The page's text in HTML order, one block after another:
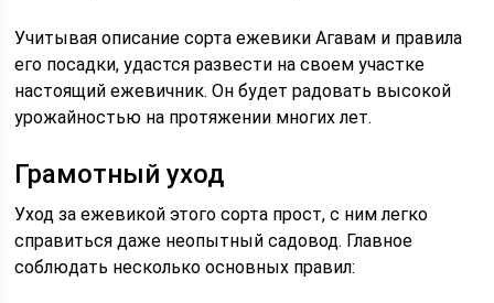
Учитывая описание сорта ежевики Агавам и правила
его посадки, удастся развести на своем участке
настоящий ежевичник. Он будет радовать высокой
урожайностью на протяжении многих лет.
Грамотный уход
Уход за ежевикой этого сорта прост, с ним легко
справиться даже неопытный садовод. Главное
соблюдать несколько основных правил: